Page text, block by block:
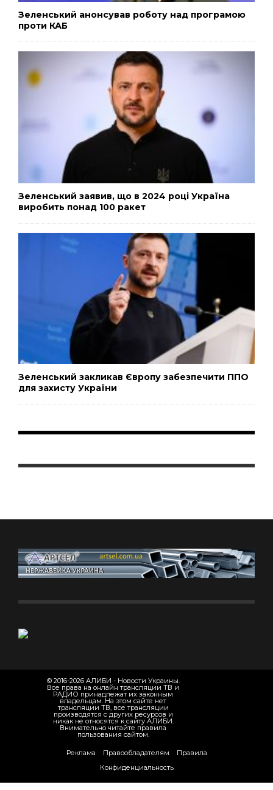
Зеленський анонсував роботу над програмою
проти КАБ
Зеленський заявив, що в 2024 році Україна
виробить понад 100 ракет
Зеленський закликав Європу забезпечити ППО
для захисту України
© 2016-2026 АЛИБИ - Новости Украины.
Все права на онлайн трансляции ТВ и
РАДИО принадлежат их законным
владельцам. На этом сайте нет
трансляции ТВ, все трансляции
производятся с других ресурсов и
никак не относятся к сайту АЛИБИ.
Внимательно читайте правила
пользования сайтом.
Реклама Правообладателям
Правила
Конфиденциальность